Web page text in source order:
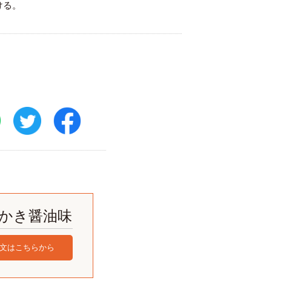
。
き醤油味
はこちらから